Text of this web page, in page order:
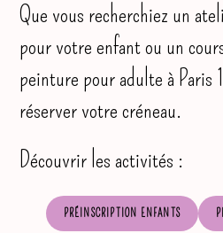
Que vous recherchiez un
pour votre enfant ou un
peinture pour adulte à Paris
réserver votre créneau.
Découvrir les activités :
PRÉINSCRIPTION ENFANTS